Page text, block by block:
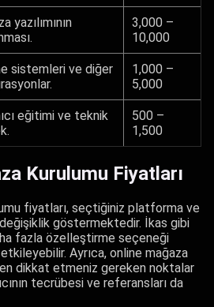
yazılımının
3,000 –
10,000
sistemleri ve diğer
1,000 –
5,000
eğitimi ve teknik
500 –
1,500
Kurulumu Fiyatları
fiyatları, seçtiğiniz platforma ve
göstermektedir. İkas gibi
fazla özelleştirme seçeneği
Ayrıca, online mağaza
dikkat etmeniz gereken noktalar
tecrübesi ve referansları da